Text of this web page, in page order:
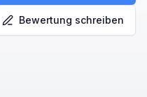
Bewertung schreiben